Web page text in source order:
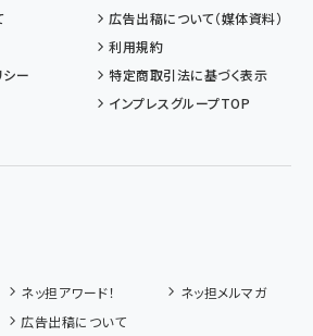
広告出稿について（媒体資料）
利用規約
シー
特定商取引法に基づく表示
インプレスグループTOP
ネッ担アワード！
ネッ担メルマガ
広告出稿について